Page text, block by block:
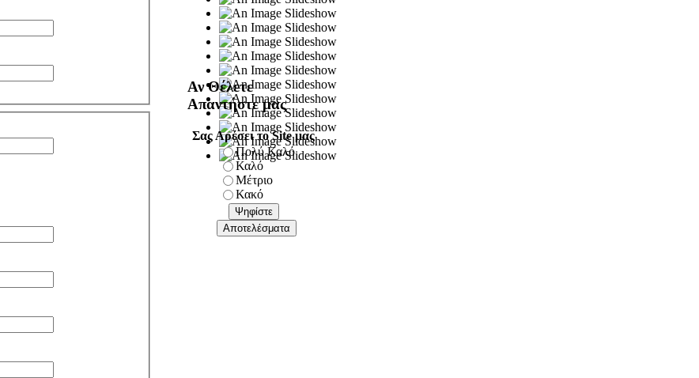
Αν Θέλετε
Απαντήστε μας
Σας Αρέσει το Site μας
Πολύ Καλό
Καλό
Μέτριο
Κακό